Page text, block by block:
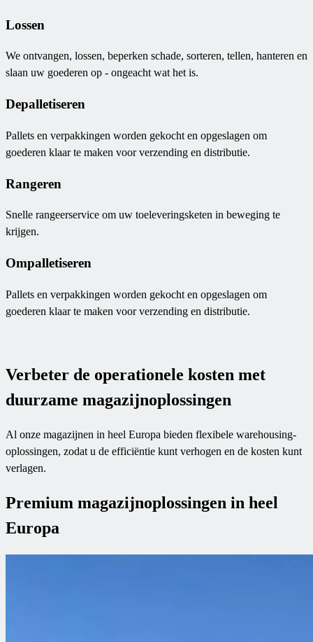
Lossen
We ontvangen, lossen, beperken schade, sorteren, tellen, hanteren en
slaan uw goederen op - ongeacht wat het is.
Depalletiseren
Pallets en verpakkingen worden gekocht en opgeslagen om
goederen klaar te maken voor verzending en distributie.
Rangeren
Snelle rangeerservice om uw toeleveringsketen in beweging te
krijgen.
Ompalletiseren
Pallets en verpakkingen worden gekocht en opgeslagen om
goederen klaar te maken voor verzending en distributie.
Verbeter de operationele kosten met
duurzame magazijnoplossingen
Al onze magazijnen in heel Europa bieden flexibele warehousing-
oplossingen, zodat u de efficiëntie kunt verhogen en de kosten kunt
verlagen.
Premium magazijnoplossingen in heel
Europa